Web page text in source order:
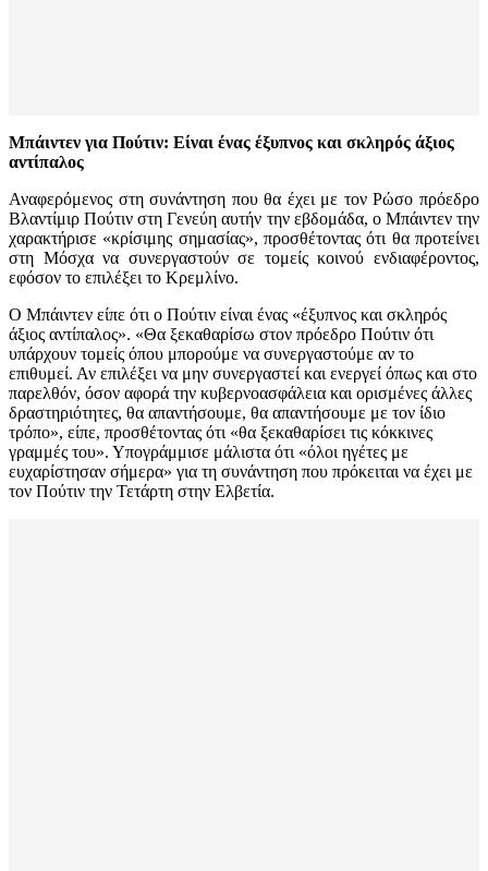
Μπάιντεν για Πούτιν: Είναι ένας έξυπνος και σκληρός άξιος
αντίπαλος
Αναφερόμενος στη συνάντηση που θα έχει με τον Ρώσο πρόεδρο
Βλαντίμιρ Πούτιν στη Γενεύη αυτήν την εβδομάδα, ο Μπάιντεν την
χαρακτήρισε «κρίσιμης σημασίας», προσθέτοντας ότι θα προτείνει
στη Μόσχα να συνεργαστούν σε τομείς κοινού ενδιαφέροντος,
εφόσον το επιλέξει το Κρεμλίνο.
Ο Μπάιντεν είπε ότι ο Πούτιν είναι ένας «έξυπνος και σκληρός
άξιος αντίπαλος». «Θα ξεκαθαρίσω στον πρόεδρο Πούτιν ότι
υπάρχουν τομείς όπου μπορούμε να συνεργαστούμε αν το
επιθυμεί. Αν επιλέξει να μην συνεργαστεί και ενεργεί όπως και στο
παρελθόν, όσον αφορά την κυβερνοασφάλεια και ορισμένες άλλες
δραστηριότητες, θα απαντήσουμε, θα απαντήσουμε με τον ίδιο
τρόπο», είπε, προσθέτοντας ότι «θα ξεκαθαρίσει τις κόκκινες
γραμμές του». Υπογράμμισε μάλιστα ότι «όλοι ηγέτες με
ευχαρίστησαν σήμερα» για τη συνάντηση που πρόκειται να έχει με
τον Πούτιν την Τετάρτη στην Ελβετία.